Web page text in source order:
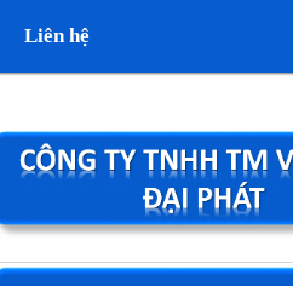
Liên hệ